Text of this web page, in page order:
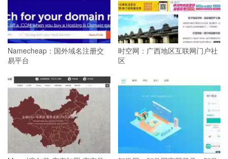
Namecheap：国外域名注册交
易平台
时空网：广西地区互联网门户社
区